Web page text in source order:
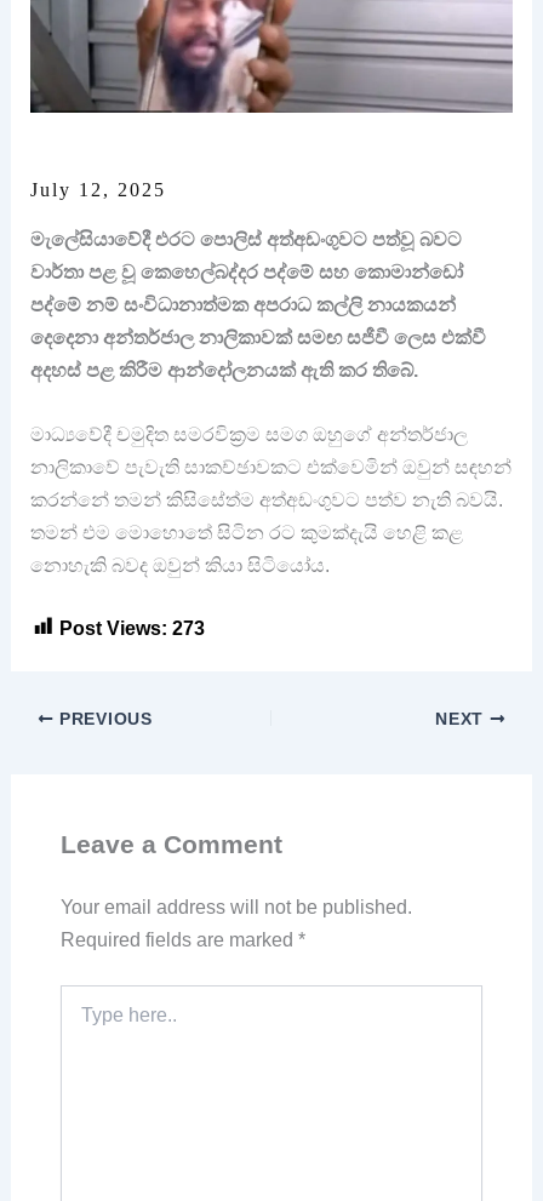
July 12, 2025
මැලේසියාවේදී එරට පොලිස් අත්අඩංගුවට පත්වූ බවට
වාර්තා පළ වූ කෙහෙල්බද්දර පද්මේ සහ කොමාන්ඩෝ
පද්මේ නම් සංවිධානාත්මක අපරාධ කල්ලි නායකයන්
දෙදෙනා අන්තර්ජාල නාලිකාවක් සමඟ සජීවී ලෙස එක්වී
අදහස් පළ කිරීම ආන්දෝලනයක් ඇති කර තිබේ.
මාධ්‍යවේදී චමුදිත සමරවික්‍රම සමග ඔහුගේ අන්තර්ජාල
නාලිකාවේ පැවැති සාකච්ඡාවකට එක්වෙමින් ඔවුන් සඳහන්
කරන්නේ තමන් කිසිසේත්ම අත්අඩංගුවට පත්ව නැති බවයි.
තමන් එම මොහොතේ සිටින රට කුමක්දැයි හෙළි කළ
නොහැකි බවද ඔවුන් කියා සිටියෝය.
Post Views: 273
PREVIOUS NEXT
Leave a Comment
Your email address will not be published.
Required fields are marked *
here..